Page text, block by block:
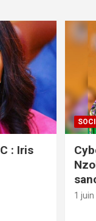
: Iris
1